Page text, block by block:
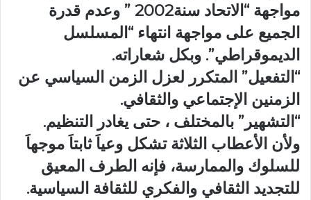
مواجهة “الاتحاد سنة2002 ” وعدم قدرة
الجميع على مواجهة انتهاء “المسلسل
الديموقراطي”. وبكل شعاراته.
“التفعيل” المتكرر لعزل الزمن السياسي عن
الزمنين الإجتماعي والثقافي.
“التشهير” بالمختلف ، حتى يغادر التنظيم.
ولأن الأعطاب الثلاثة تشكل وعياَ ثابتاَ موجهاَ
للسلوك والممارسة، فإنه الطرف المعيق
للتجديد الثقافي والفكري للثقافة السياسية.